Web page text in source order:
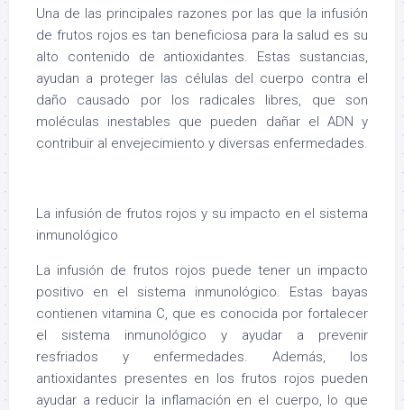
Una de las principales razones por las que la infusión
de frutos rojos es tan beneficiosa para la salud es su
alto contenido de antioxidantes. Estas sustancias,
ayudan a proteger las células del cuerpo contra el
daño causado por los radicales libres, que son
moléculas inestables que pueden dañar el ADN y
contribuir al envejecimiento y diversas enfermedades.
La infusión de frutos rojos y su impacto en el sistema
inmunológico
La infusión de frutos rojos puede tener un impacto
positivo en el sistema inmunológico. Estas bayas
contienen vitamina C, que es conocida por fortalecer
el sistema inmunológico y ayudar a prevenir
resfriados y enfermedades. Además, los
antioxidantes presentes en los frutos rojos pueden
ayudar a reducir la inflamación en el cuerpo, lo que